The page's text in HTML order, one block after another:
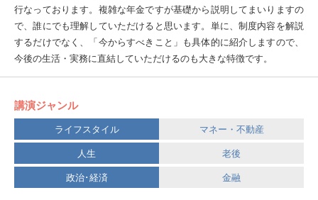
行なっております。複雑な年金ですが基礎から説明してまいりますの
で、誰にでも理解していただけると思います。単に、制度内容を解説
するだけでなく、「今からすべきこと」も具体的に紹介しますので、
今後の生活・実務に直結していただけるのも大きな特徴です。
講演ジャンル
ライフスタイル
マネー・不動産
人生
老後
政治･経済
金融